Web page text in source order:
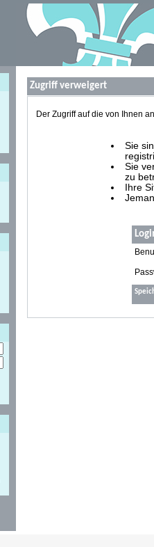
Zugriff verweigert
Der Zugriff auf die von Ihnen
Sie
Sie
zu
Ihre